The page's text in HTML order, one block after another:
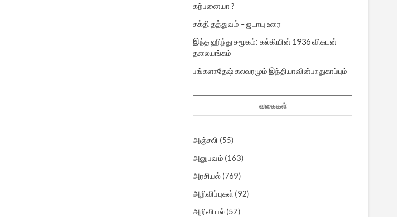
கற்பனையா ?
சக்தி தத்துவம் – ஜடாயு உரை
இந்த ஹிந்து சமூகம்: கல்கியின் 1936 விகடன்
தலையங்கம்
பங்களாதேஷ் கலவரமும் இந்தியாவின்பாதுகாப்பும்
வகைகள்
அஞ்சலி (55)
அனுபவம் (163)
அரசியல் (769)
அறிவிப்புகள் (92)
அறிவியல் (57)